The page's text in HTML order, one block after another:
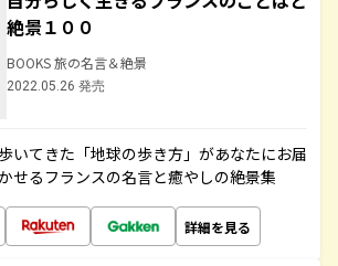
絶景１００
BOOKS 旅の名言＆絶景
2022.05.26 発売
いてきた「地球の歩き方」があなたにお届
せるフランスの名言と癒やしの絶景集
詳細を見る